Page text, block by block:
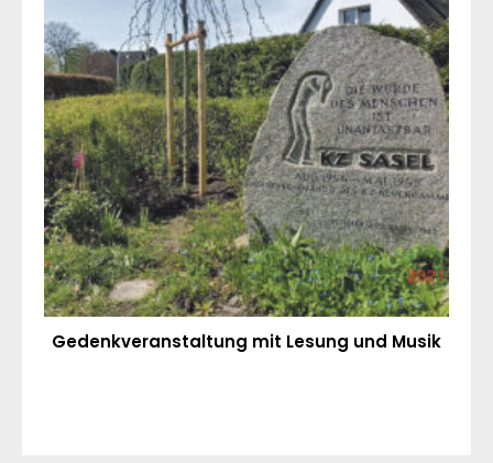
Gedenkveranstaltung mit Lesung und Musik